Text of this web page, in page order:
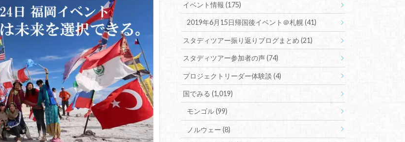
イベント情報(175)
2019年6月15日帰国後イベント＠札幌(41)
スタディツアー振り返りブログまとめ(21)
スタディツアー参加者の声(74)
プロジェクトリーダー体験談(4)
国でみる(1,019)
モンゴル(99)
ノルウェー (8)